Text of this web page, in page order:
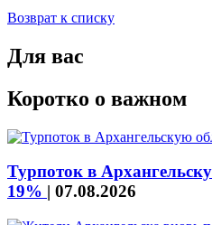
Возврат к списку
Для вас
Коротко о важном
Турпоток в
19% | 07.08.2026